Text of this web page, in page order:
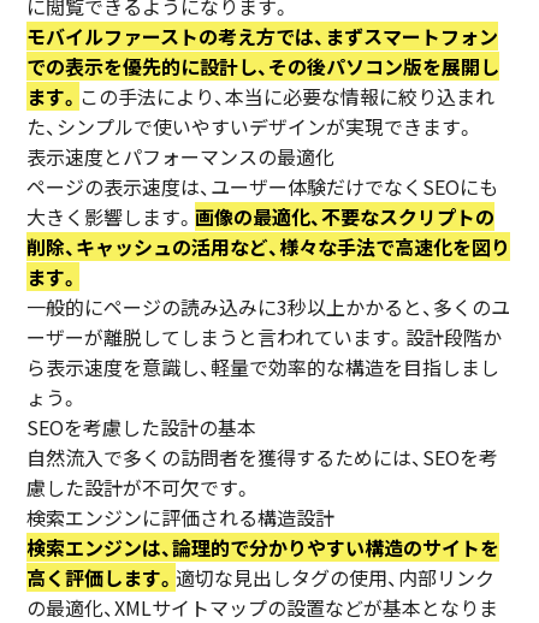
に閲覧できるようになります。
モバイルファーストの考え方では、まずスマートフォン
での表示を優先的に設計し、その後パソコン版を展開し
ます。 この手法により、本当に必要な情報に絞り込まれ
た、シンプルで使いやすいデザインが実現できます。
表示速度とパフォーマンスの最適化
ページの表示速度は、ユーザー体験だけでなくSEOにも
大きく影響します。画像の最適化、不要なスクリプトの
削除、キャッシュの活用など、様々な手法で高速化を図り
ます。
一般的にページの読み込みに3秒以上かかると、多くのユ
ーザーが離脱してしまうと言われています。設計段階か
ら表示速度を意識し、軽量で効率的な構造を目指しまし
ょう。
SEOを考慮した設計の基本
自然流入で多くの訪問者を獲得するためには、SEOを考
慮した設計が不可欠です。
検索エンジンに評価される構造設計
検索エンジンは、論理的で分かりやすい構造のサイトを
高く評価します。適切な見出しタグの使用、内部リンク
の最適化、XMLサイトマップの設置などが基本となりま